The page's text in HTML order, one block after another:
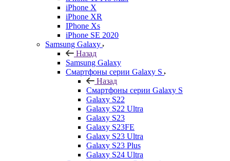
iPhone X
iPhone XR
IPhone Xs
iPhone SE 2020
Samsung Galaxy
Назад
Samsung Galaxy
Смартфоны серии Galaxy S
Назад
Смартфоны серии Galaxy S
Galaxy S22
Galaxy S22 Ultra
Galaxy S23
Galaxy S23FE
Galaxy S23 Ultra
Galaxy S23 Plus
Galaxy S24 Ultra